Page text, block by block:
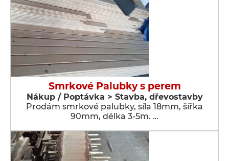
Smrkové Palubky s perem
Nákup / Poptávka > Stavba, dřevostavby
Prodám smrkové palubky, síla 18mm, šířka
90mm, délka 3-5m. …